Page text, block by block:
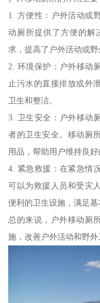
1. 方便性：户外活动或
动厕所提供了方便的解
求，提高了户外活动或野
2. 环境保护：户外移动
止污水的直接排放或外
卫生和整洁。
3. 卫生安全：户外移动
者的卫生安全。移动厕
用品，帮助用户维持良
4. 紧急救援：在紧急情
可以为救援人员和受灾
便利的卫生设施，满足基
总的来说，户外移动厕
施，改善户外活动和野